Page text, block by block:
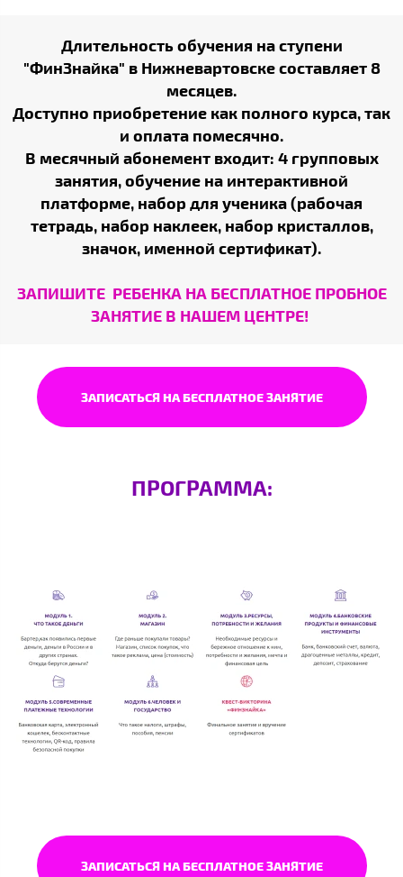
Длительность обучения на ступени
"ФинЗнайка" в Нижневартовске составляет 8
месяцев.
Доступно приобретение как полного курса, так
и оплата помесячно.
В месячный абонемент входит: 4 групповых
занятия, обучение на интерактивной
платформе, набор для ученика (рабочая
тетрадь, набор наклеек, набор кристаллов,
значок, именной сертификат).
ЗАПИШИТЕ РЕБЕНКА НА БЕСПЛАТНОЕ ПРОБНОЕ
ЗАНЯТИЕ В НАШЕМ ЦЕНТРЕ!
ЗАПИСАТЬСЯ НА БЕСПЛАТНОЕ ЗАНЯТИЕ
ПРОГРАММА:
ЗАПИСАТЬСЯ НА БЕСПЛАТНОЕ ЗАНЯТИЕ